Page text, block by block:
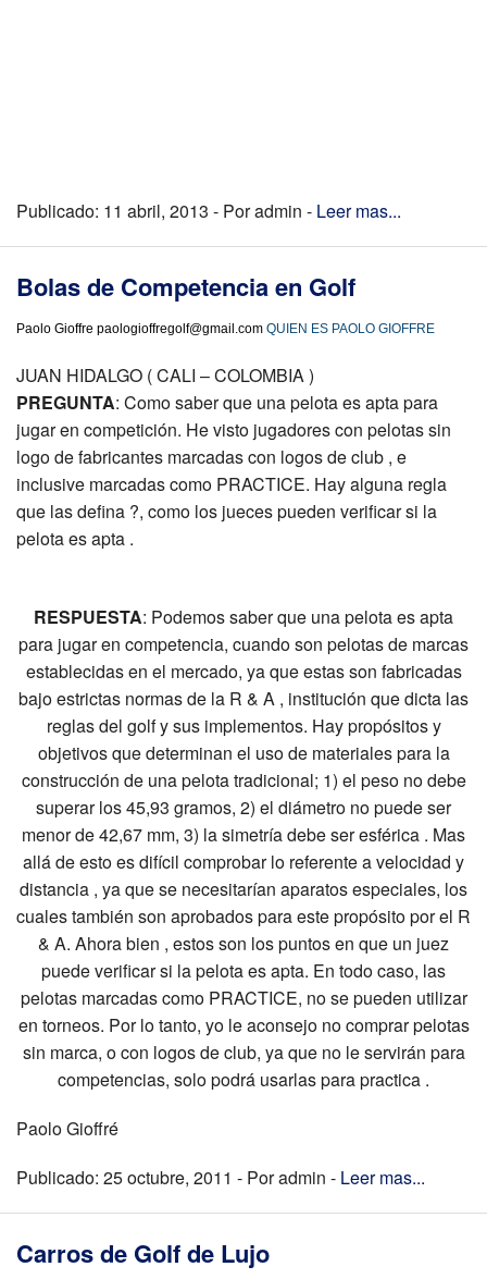
Publicado: 11 abril, 2013 - Por admin - Leer mas...
Bolas de Competencia en Golf
Paolo Gioffre paologioffregolf@gmail.com QUIEN ES PAOLO GIOFFRE
JUAN HIDALGO ( CALI – COLOMBIA )
PREGUNTA: Como saber que una pelota es apta para
jugar en competición. He visto jugadores con pelotas sin
logo de fabricantes marcadas con logos de club , e
inclusive marcadas como PRACTICE. Hay alguna regla
que las defina ?, como los jueces pueden verificar si la
pelota es apta .
RESPUESTA: Podemos saber que una pelota es apta
para jugar en competencia, cuando son pelotas de marcas
establecidas en el mercado, ya que estas son fabricadas
bajo estrictas normas de la R & A , institución que dicta las
reglas del golf y sus implementos. Hay propósitos y
objetivos que determinan el uso de materiales para la
construcción de una pelota tradicional; 1) el peso no debe
superar los 45,93 gramos, 2) el diámetro no puede ser
menor de 42,67 mm, 3) la simetría debe ser esférica . Mas
allá de esto es difícil comprobar lo referente a velocidad y
distancia , ya que se necesitarían aparatos especiales, los
cuales también son aprobados para este propósito por el R
& A. Ahora bien , estos son los puntos en que un juez
puede verificar si la pelota es apta. En todo caso, las
pelotas marcadas como PRACTICE, no se pueden utilizar
en torneos. Por lo tanto, yo le aconsejo no comprar pelotas
sin marca, o con logos de club, ya que no le servirán para
competencias, solo podrá usarlas para practica .
Paolo Gioffré
Publicado: 25 octubre, 2011 - Por admin - Leer mas...
Carros de Golf de Lujo